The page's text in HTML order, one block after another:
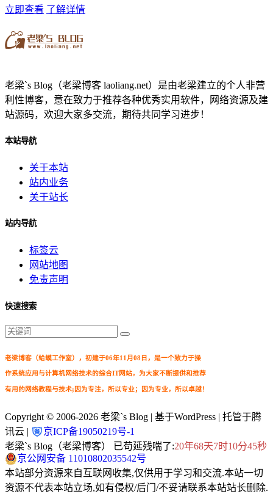
立即查看 了解详情
老梁`s Blog（老梁博客 laoliang.net）是由老梁建立的个人非营
利性博客，意在致力于推荐各种优秀实用软件，网络资源及建
站源码，欢迎大家多交流，期待共同学习进步！
本站导航
关于本站
站内业务
关于站长
站内导航
标签云
网站地图
免责声明
快速搜索
老梁博客（蛤蟆工作室），初建于06年11月08日，是一个致力于操
作系统应用与计算机网络技术的综合IT网站，为大家不断提供和推荐
有用的网络教程与技术;因为专注，所以专业；因为专业，所以卓越！
Copyright © 2006-2026 老梁`s Blog | 基于WordPress | 托管于腾
讯云 |
京ICP备19050219号-1
老梁`s Blog（老梁博客） 已苟延残喘了:20年68天7时10分47秒
京公网安备 11010802035542号
本站部分资源来自互联网收集,仅供用于学习和交流.本站一切
资源不代表本站立场,如有侵权/后门/不妥请联系本站站长删除.